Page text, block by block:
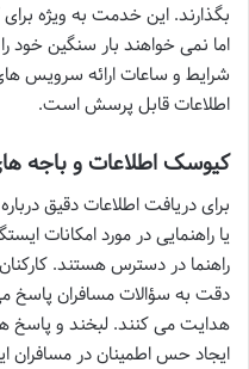
بگذارند. این خدمت به ویژه
اما نمی خواهند بار سنگین خود
شرایط و ساعات ارائه سرویس
اطلاعات قابل پرسش است.
کیوسک اطلاعات و باجه
برای دریافت اطلاعات دقیق
یا راهنمایی در مورد امکانات
راهنما در دسترس هستند.
دقت به سؤالات مسافران پاسخ
هدایت می کنند. لبخند و پاسخ
ایجاد حس اطمینان در مسافران